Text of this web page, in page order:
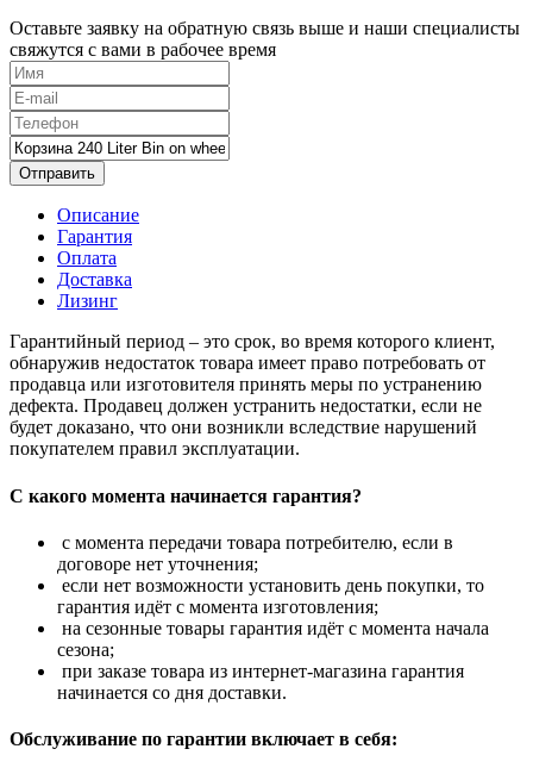
Оставьте заявку на обратную связь выше и наши специалисты
свяжутся с вами в рабочее время
Отправить
Описание
Гарантия
Оплата
Доставка
Лизинг
Гарантийный период – это срок, во время которого клиент,
обнаружив недостаток товара имеет право потребовать от
продавца или изготовителя принять меры по устранению
дефекта. Продавец должен устранить недостатки, если не
будет доказано, что они возникли вследствие нарушений
покупателем правил эксплуатации.
С какого момента начинается гарантия?
с момента передачи товара потребителю, если в
договоре нет уточнения;
если нет возможности установить день покупки, то
гарантия идёт с момента изготовления;
на сезонные товары гарантия идёт с момента начала
сезона;
при заказе товара из интернет-магазина гарантия
начинается со дня доставки.
Обслуживание по гарантии включает в себя: